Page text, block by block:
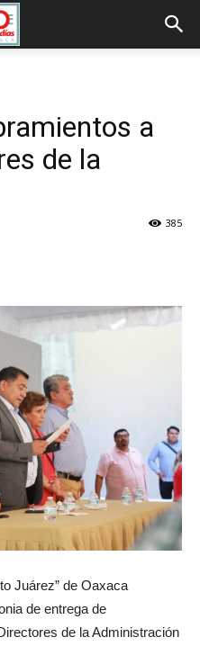
a
de la
385
Juárez” de Oaxaca
de entrega de
de la Administración